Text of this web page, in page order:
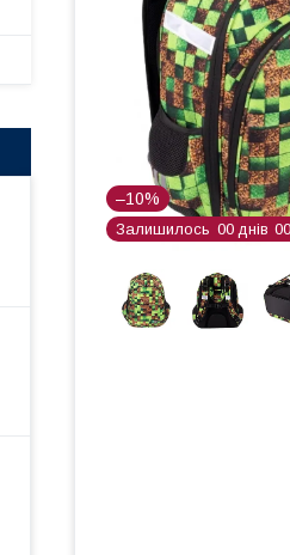
–10%
Залишилось 00 днів 00